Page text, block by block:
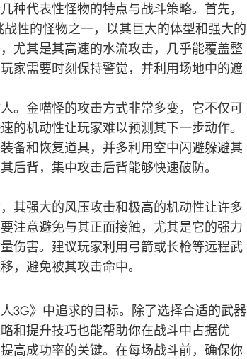
种代表性怪物的特点与战斗策略。首先，
性的怪物之一，以其巨大的体型和强大的
尤其是其高速的水流攻击，几乎能覆盖整
家需要时刻保持警觉，并利用场地中的遮
。金喵怪的攻击方式非常多变，它不仅可
的机动性让玩家难以预测其下一步动作。
备和恢复道具，并多利用空中闪避躲避其
后背，集中攻击后背能够快速破防。
其强大的风压攻击和极高的机动性让许多
注意避免与其正面接触，尤其是它的强力
伤害。建议玩家利用弓箭或长枪等远程武
，避免被其攻击命中。
3G》中追求的目标。除了选择合适的武器
和提升技巧也能帮助你在战斗中占据优
高成功率的关键。在每场战斗前，确保你